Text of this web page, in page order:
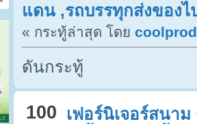
แดน ,รถบรรทุกส่งของไ
« กระทู้ล่าสุด โดย
ดันกระทู้
100
เฟอร์นิเจอร์สนาม